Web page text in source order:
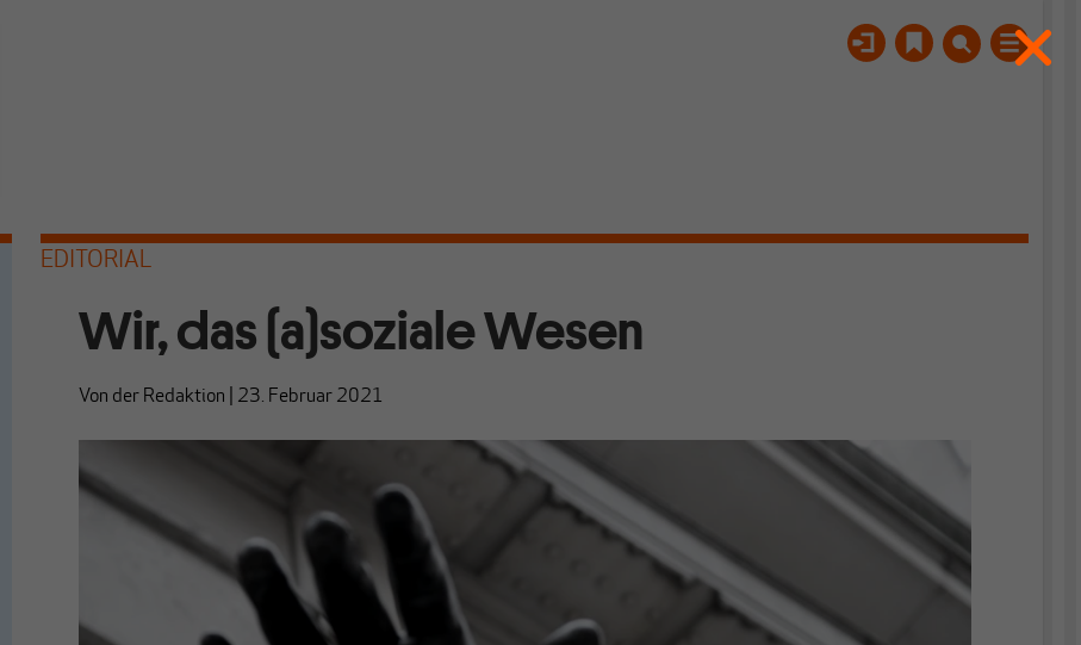
EDITORIAL
Wir, das (a)soziale Wesen
Von der Redaktion 23. Februar 2021